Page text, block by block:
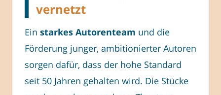
vernetzt
Ein starkes Autorenteam und die
Förderung junger, ambitionierter Autoren
sorgen dafür, dass der hohe Standard
seit 50 Jahren gehalten wird. Die Stücke